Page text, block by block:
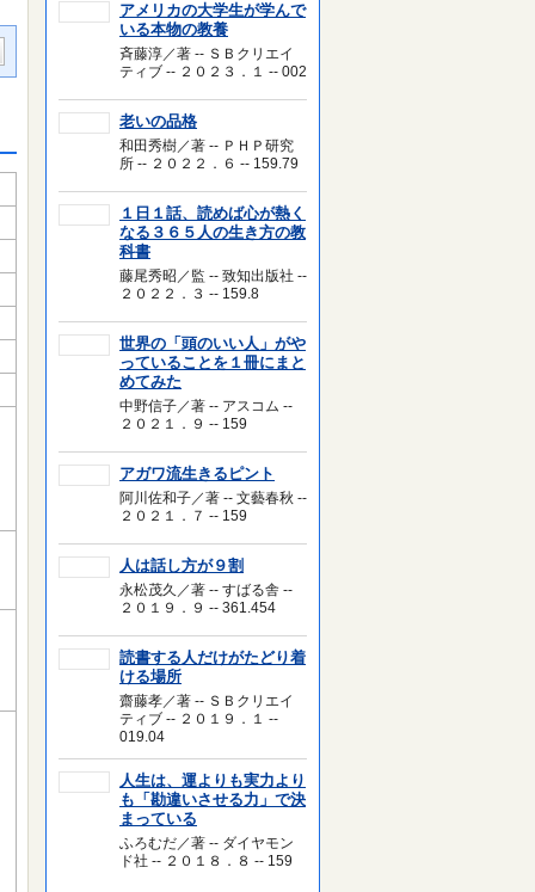
アメリカの大学生が学んで
いる本物の教養
斉藤淳／著 -- ＳＢクリエイ
ティブ -- ２０２３．１ -- 002
老いの品格
和田秀樹／著 -- ＰＨＰ研究
所 -- ２０２２．６ -- 159.79
１日１話、読めば心が熱く
なる３６５人の生き方の教
科書
藤尾秀昭／監 -- 致知出版社 --
２０２２．３ -- 159.8
世界の「頭のいい人」がや
っていることを１冊にまと
めてみた
中野信子／著 -- アスコム --
２０２１．９ -- 159
アガワ流生きるピント
阿川佐和子／著 -- 文藝春秋 --
２０２１．７ -- 159
人は話し方が９割
永松茂久／著 -- すばる舎 --
２０１９．９ -- 361.454
読書する人だけがたどり着
ける場所
齋藤孝／著 -- ＳＢクリエイ
ティブ -- ２０１９．１ --
019.04
人生は、運よりも実力より
も「勘違いさせる力」で決
まっている
ふろむだ／著 -- ダイヤモン
ド社 -- ２０１８．８ -- 159